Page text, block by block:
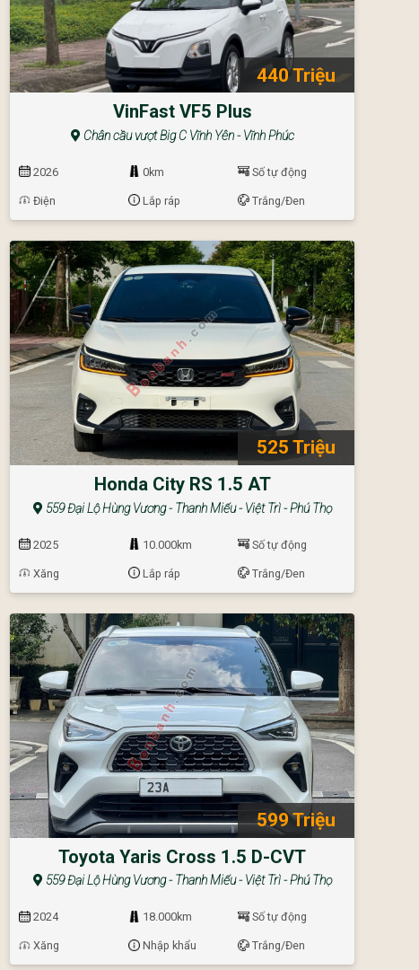
440 Triệu
VinFast VF5 Plus
Chân cầu vượt Big C Vĩnh Yên - Vĩnh Phúc
2026 0km Số tự động
Điện Lắp ráp Trắng/Đen
525 Triệu
Honda City RS 1.5 AT
559 Đại Lộ Hùng Vương - Thanh Miếu - Việt Trì - Phú Thọ
2025 10.000km Số tự động
Xăng Lắp ráp Trắng/Đen
599 Triệu
Toyota Yaris Cross 1.5 D-CVT
559 Đại Lộ Hùng Vương - Thanh Miếu - Việt Trì - Phú Thọ
2024 18.000km Số tự động
Xăng Nhập khẩu Trắng/Đen